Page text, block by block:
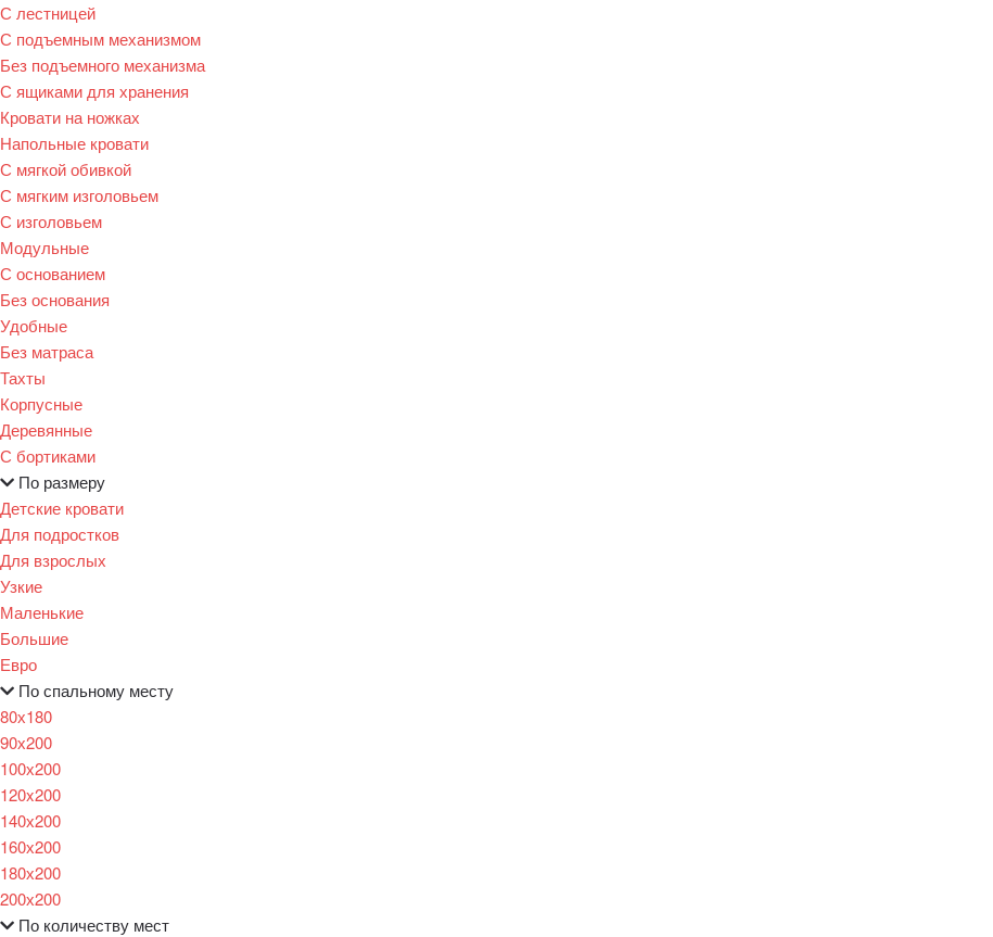
С лестницей
С подъемным механизмом
Без подъемного механизма
С ящиками для хранения
Кровати на ножках
Напольные кровати
С мягкой обивкой
С мягким изголовьем
С изголовьем
Модульные
С основанием
Без основания
Удобные
Без матраса
Тахты
Корпусные
Деревянные
С бортиками
По размеру
Детские кровати
Для подростков
Для взрослых
Узкие
Маленькие
Большие
Евро
По спальному месту
80х180
90х200
100х200
120x200
140х200
160х200
180х200
200х200
По количеству мест